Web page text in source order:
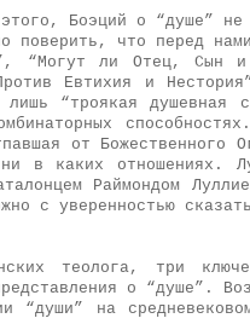
Боэций о “душе” не
поверить, что перед
“Могут ли Отец, Сын и
Евтихия и
“троякая душевная
от
в каких отношениях.
Раймондом
с уверенностью
теолога, три
о “душе”.
“души” на